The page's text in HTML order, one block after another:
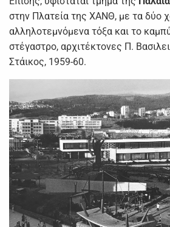
στην Πλατεία της ΧΑΝΘ, με τα δύο
αλληλοτεμνόμενα τόξα και το
στέγαστρο, αρχιτέκτονες Π.
Στάικος, 1959-60.